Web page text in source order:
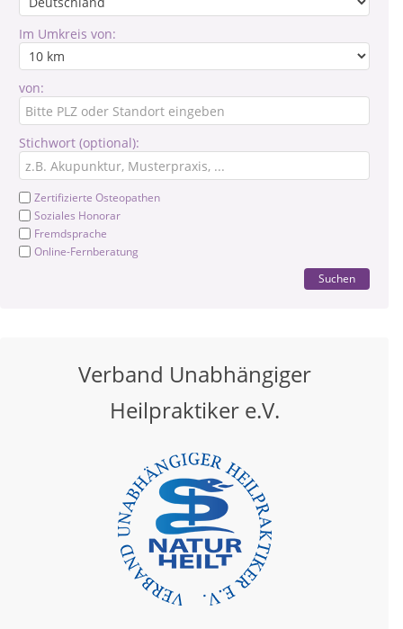
Im Umkreis von:
von:
Stichwort (optional):
Zertifizierte Osteopathen
Soziales Honorar
Fremdsprache
Online-Fernberatung
Suchen
Verband Unabhängiger
Heilpraktiker e.V.